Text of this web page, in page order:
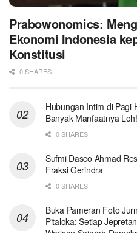
Prabowonomics:
Ekonomi Indonesia
Konstitusi
0 SHARES
Hubungan Intim di Pagi
Banyak Manfaatnya Loh!
0 SHARES
Sufmi Dasco Ahmad
Fraksi Gerindra
0 SHARES
Buka Pameran Foto
Pitaloka: Setiap